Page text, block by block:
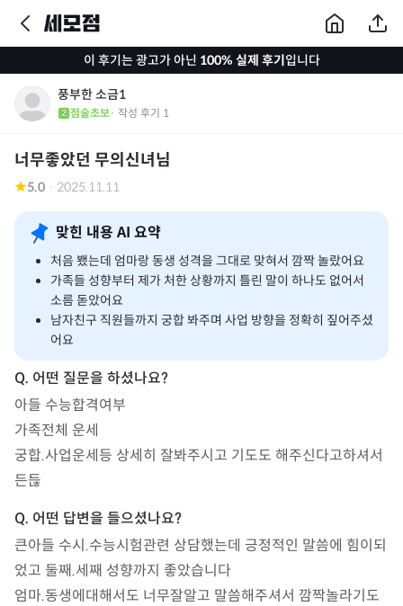
이 후기는 광고가 아닌 100% 실제 후기입니다
풍부한 소금1
점술초보· 작성 후기 1
너무좋았던 무의신녀님
5.0 · 2025.11.11
맞힌 내용 AI 요약
처음 뵀는데 엄마랑 동생 성격을 그대로 맞혀서 깜짝 놀랐어요
가족들 성향부터 제가 처한 상황까지 틀린 말이 하나도 없어서
소름 돋았어요
남자친구 직원들까지 궁합 봐주며 사업 방향을 정확히 짚어주셨
어요
아들 수능합격여부
가족전체 운세
궁합.사업운세등 상세히 잘봐주시고 기도도 해주신다고하셔서
든듢
큰아들 수시.수능시험관련 상담했는데 긍정적인 말씀에 힘이되
었고 둘째.세째 성향까지 좋았습니다
엄마.동생에대해서도 너무잘알고 말씀해주셔서 깜짝놀라기도